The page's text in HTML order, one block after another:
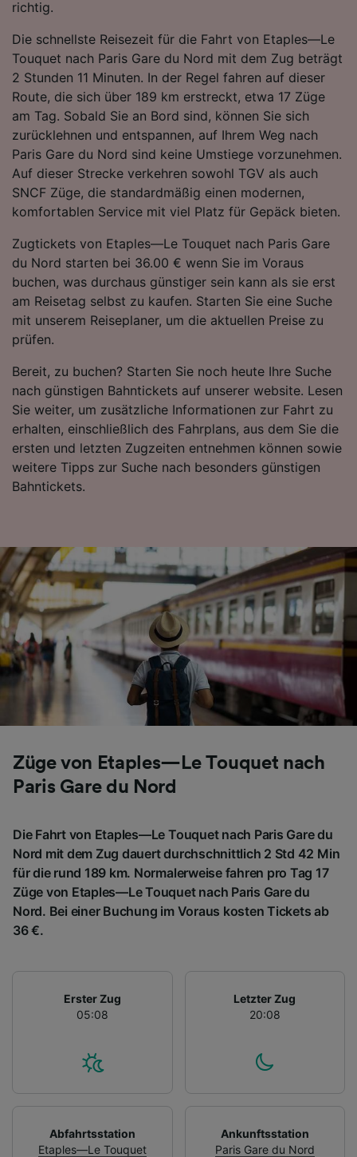
richtig.
Die schnellste Reisezeit für die Fahrt von Etaples—Le
Touquet nach Paris Gare du Nord mit dem Zug beträgt
2 Stunden 11 Minuten. In der Regel fahren auf dieser
Route, die sich über 189 km erstreckt, etwa 17 Züge
am Tag. Sobald Sie an Bord sind, können Sie sich
zurücklehnen und entspannen, auf Ihrem Weg nach
Paris Gare du Nord sind keine Umstiege vorzunehmen.
Auf dieser Strecke verkehren sowohl TGV als auch
SNCF Züge, die standardmäßig einen modernen,
komfortablen Service mit viel Platz für Gepäck bieten.
Zugtickets von Etaples—Le Touquet nach Paris Gare
du Nord starten bei 36.00 € wenn Sie im Voraus
buchen, was durchaus günstiger sein kann als sie erst
am Reisetag selbst zu kaufen. Starten Sie eine Suche
mit unserem Reiseplaner, um die aktuellen Preise zu
prüfen.
Bereit, zu buchen? Starten Sie noch heute Ihre Suche
nach günstigen Bahntickets auf unserer website. Lesen
Sie weiter, um zusätzliche Informationen zur Fahrt zu
erhalten, einschließlich des Fahrplans, aus dem Sie die
ersten und letzten Zugzeiten entnehmen können sowie
weitere Tipps zur Suche nach besonders günstigen
Bahntickets.
Züge von Etaples—Le Touquet nach
Paris Gare du Nord
Die Fahrt von Etaples—Le Touquet nach Paris Gare du
Nord mit dem Zug dauert durchschnittlich 2 Std 42 Min
für die rund 189 km. Normalerweise fahren pro Tag 17
Züge von Etaples—Le Touquet nach Paris Gare du
Nord. Bei einer Buchung im Voraus kosten Tickets ab
36 €.
Erster Zug
05:08
Letzter Zug
20:08
Abfahrtsstation
Etaples—Le Touquet
Ankunftsstation
Paris Gare du Nord
Folgendes bereitzustellen:
Verwendung genauer Standortdaten.
Endgeräteeigenschaften zur Identifikation
aktiv abfragen. Speichern von oder Zugriff auf
Informationen auf einem Endgerät.
Personalisierte Werbung und Inhalte, Messung
von Werbeleistung und der Performance von
Inhalten, Zielgruppenforschung sowie
Entwicklung und Verbesserung von
Angeboten.
Liste der Partner (Lieferanten)